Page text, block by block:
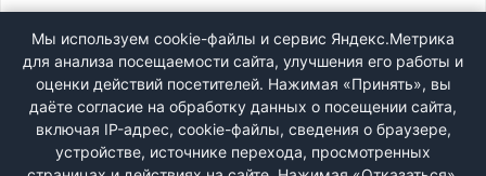
ВХОД
РЕГИСТРАЦИЯ
Быстрая регистрациячерез соцсети:
Мы используем cookie-файлы и сервис Яндекс.Метрика
для анализа посещаемости сайта, улучшения его работы и
оценки действий посетителей. Нажимая «Принять», вы
даёте согласие на обработку данных о посещении сайта,
включая IP-адрес, cookie-файлы, сведения о браузере,
устройстве, источнике перехода, просмотренных